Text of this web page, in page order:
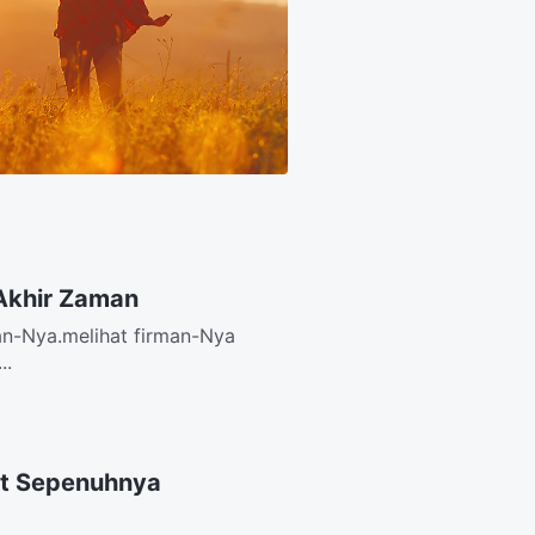
Zaman
Nya.melihat firman-Nya
Sepenuhnya